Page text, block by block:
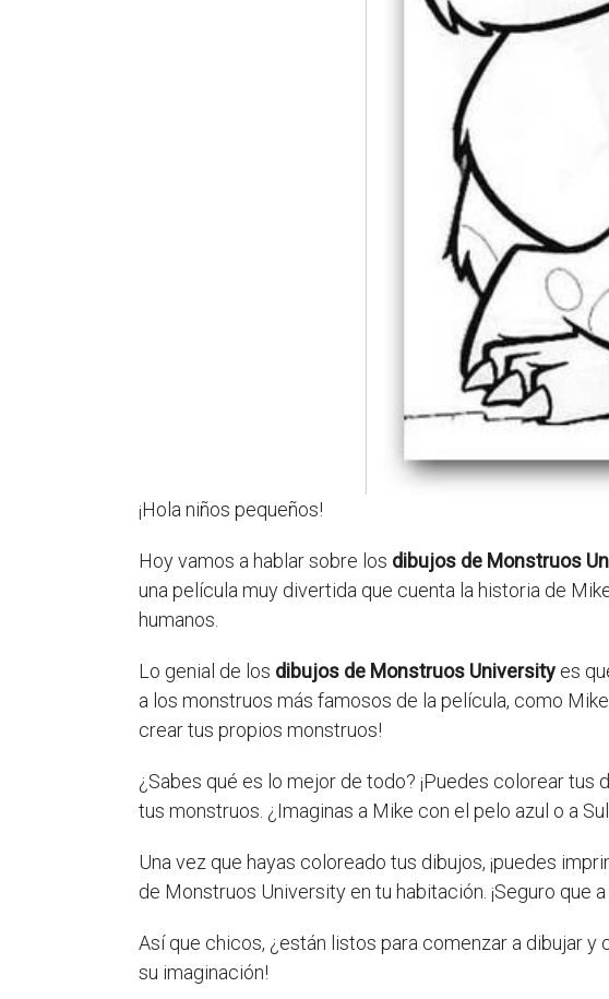
¡Hola niños pequeños!
Hoy vamos a hablar sobre los dibujos de Monstruos
una película muy divertida que cuenta la historia de
humanos.
Lo genial de los dibujos de Monstruos University es
a los monstruos más famosos de la película, como
crear tus propios monstruos!
¿Sabes qué es lo mejor de todo? ¡Puedes colorear
tus monstruos. ¿Imaginas a Mike con el pelo azul o a
Una vez que hayas coloreado tus dibujos, ¡puedes
de Monstruos University en tu habitación. ¡Seguro que
Así que chicos, ¿están listos para comenzar a dibujar
su imaginación!